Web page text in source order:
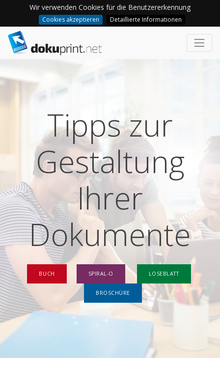
Wir verwenden Cookies für die Benutzererkennung
Cookies akzeptieren Detaillierte Informationen
Tipps zur
Gestaltung
Ihrer
Dokumente
BUCH SPIRAL-O LOSEBLATT
BROSCHÜRE